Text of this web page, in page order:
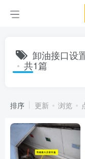
卸油接口设
共1篇
排序 更新 浏览